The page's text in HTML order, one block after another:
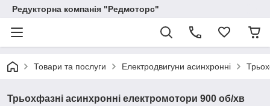
Редукторна компанія "Редмоторс"
Товари та послуги Електродвигуни асинхронні
Трьохфазні асинхронні електромотори 900 об/хв